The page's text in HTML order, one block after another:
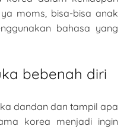
moms, bisa-bisa anak
bahasa yang
bebenah diri
dandan dan tampil apa
korea menjadi ingin